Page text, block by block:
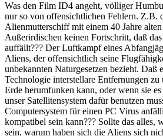
Was den Film ID4 angeht, völliger
nur so von offensichtlichen Fehlern. Z.B.
Alienmutterschiff mit einem 40 Jahre
Außerirdischen keinen Fortschritt, daß
auffällt??? Der Luftkampf eines
Aliens, der offensichtlich seine
unbekannten Naturgesetzen bezieht.
Technologie interstellare Entfernungen
Erde herumfunken kann, oder wenn sie
unser Satellitensystem dafür benutzen
Computersystem für einen PC Virus
kompatibel sein kann??? Sollte das alles,
sein, warum haben sich die Aliens sich